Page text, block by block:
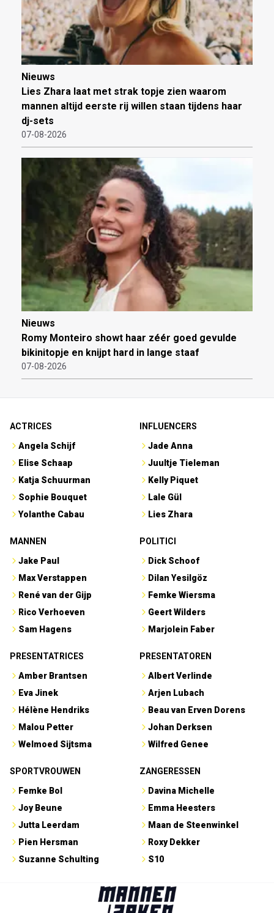
Nieuws
Lies Zhara laat met strak topje zien waarom
mannen altijd eerste rij willen staan tijdens haar
dj-sets
07-08-2026
Nieuws
Romy Monteiro showt haar zéér goed gevulde
bikinitopje en knijpt hard in lange staaf
07-08-2026
ACTRICES
Angela Schijf
Elise Schaap
Katja Schuurman
Sophie Bouquet
Yolanthe Cabau
INFLUENCERS
Jade Anna
Juultje Tieleman
Kelly Piquet
Lale Gül
Lies Zhara
MANNEN
Jake Paul
Max Verstappen
René van der Gijp
Rico Verhoeven
Sam Hagens
POLITICI
Dick Schoof
Dilan Yesilgöz
Femke Wiersma
Geert Wilders
Marjolein Faber
PRESENTATRICES
Amber Brantsen
Eva Jinek
Hélène Hendriks
Malou Petter
Welmoed Sijtsma
PRESENTATOREN
Albert Verlinde
Arjen Lubach
Beau van Erven Dorens
Johan Derksen
Wilfred Genee
SPORTVROUWEN
Femke Bol
Joy Beune
Jutta Leerdam
Pien Hersman
Suzanne Schulting
ZANGERESSEN
Davina Michelle
Emma Heesters
Maan de Steenwinkel
Roxy Dekker
S10